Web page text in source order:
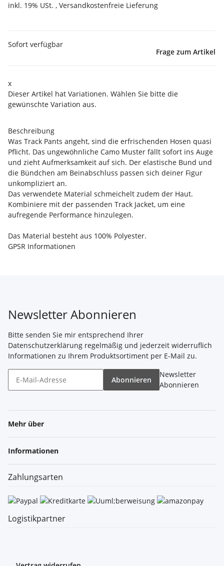
inkl. 19% USt. , Versandkostenfreie Lieferung
Sofort verfügbar
Frage zum Artikel
x
Dieser Artikel hat Variationen. Wählen Sie bitte die
gewünschte Variation aus.
Beschreibung
Was Track Pants angeht, sind die erfrischenden Hosen quasi
Pflicht. Das ungewöhnliche Camo Muster fällt sofort ins Auge
und zieht Aufmerksamkeit auf sich. Der elastische Bund und
die Bündchen am Beinabschluss passen sich deiner Figur
unkompliziert an.
Das verwendete Material schmeichelt zudem der Haut.
Kombiniere mit der passenden Track Jacket, um eine
aufregende Performance hinzulegen.
Das Material besteht aus 100% Polyester.
GPSR Informationen
Newsletter Abonnieren
Bitte senden Sie mir entsprechend Ihrer
Datenschutzerklärung regelmäßig und jederzeit widerruflich
Informationen zu Ihrem Produktsortiment per E-Mail zu.
Abonnieren
Newsletter
Abonnieren
Mehr über
Informationen
Zahlungsarten
Logistikpartner